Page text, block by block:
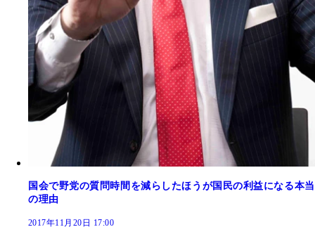
国会で野党の質問時間を減らしたほうが国民の利益になる本当
の理由
2017年11月20日 17:00